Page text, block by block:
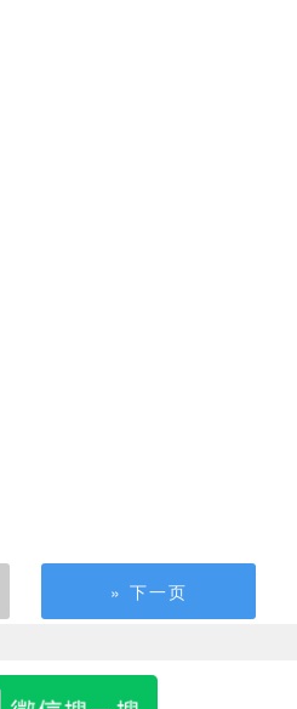
» 下一页